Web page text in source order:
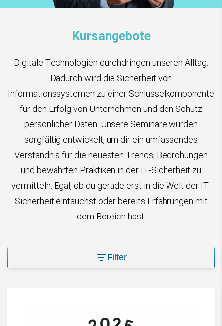
Kursangebote
Digitale Technologien durchdringen unseren Alltag.
Dadurch wird die Sicherheit von
Informationssystemen zu einer Schlüsselkomponente
für den Erfolg von Unternehmen und den Schutz
persönlicher Daten. Unsere Seminare wurden
sorgfältig entwickelt, um dir ein umfassendes
Verständnis für die neuesten Trends, Bedrohungen
und bewährten Praktiken in der IT-Sicherheit zu
vermitteln. Egal, ob du gerade erst in die Welt der IT-
Sicherheit eintauchst oder bereits Erfahrungen mit
dem Bereich hast.
Filter